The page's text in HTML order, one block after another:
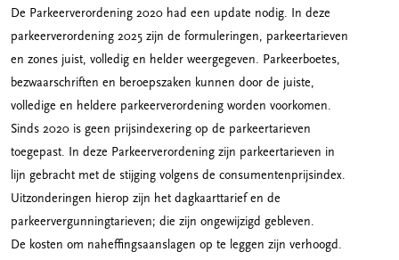
De Parkeerverordening 2020 had een update nodig. In deze
parkeerverordening 2025 zijn de formuleringen, parkeertarieven
en zones juist, volledig en helder weergegeven. Parkeerboetes,
bezwaarschriften en beroepszaken kunnen door de juiste,
volledige en heldere parkeerverordening worden voorkomen.
Sinds 2020 is geen prijsindexering op de parkeertarieven
toegepast. In deze Parkeerverordening zijn parkeertarieven in
lijn gebracht met de stijging volgens de consumentenprijsindex.
Uitzonderingen hierop zijn het dagkaarttarief en de
parkeervergunningtarieven; die zijn ongewijzigd gebleven.
De kosten om naheffingsaanslagen op te leggen zijn verhoogd.